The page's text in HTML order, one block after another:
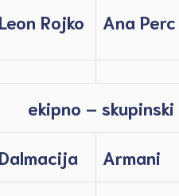
Leon Rojko Ana Perc
ekipno –
Armani